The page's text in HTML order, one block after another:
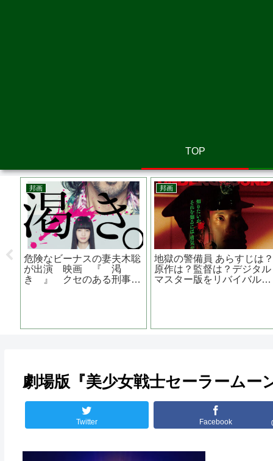
TOP
JOKER ジョーカー
JOKERに感情移入してし
まう哀しいほどの狂気
闇の子供たち あらすじ
は？原作は？タイでは上映
されなかった？
劇場版『美少女戦士セーラームー
Twitter Facebook